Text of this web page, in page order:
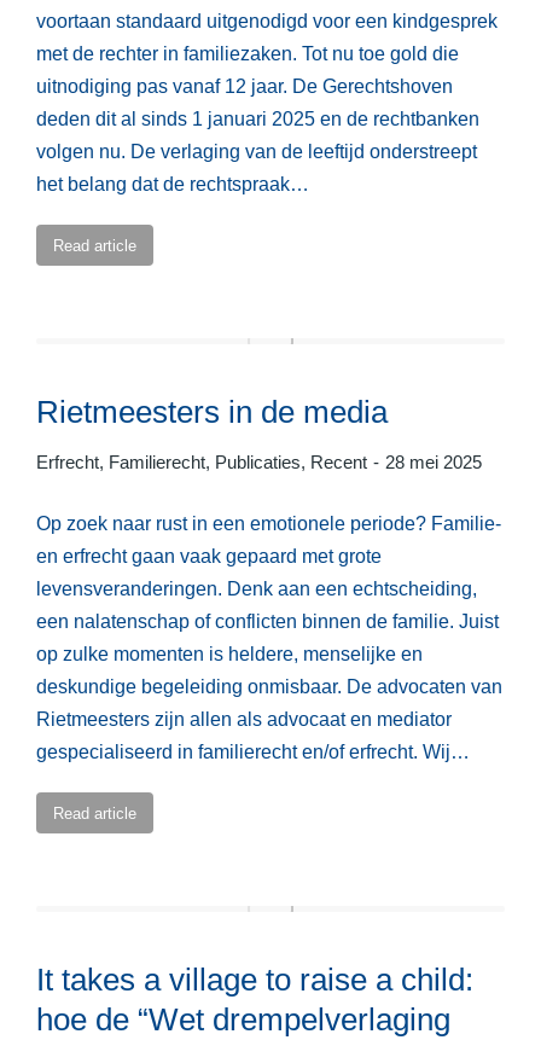
voortaan standaard uitgenodigd voor een kindgesprek
met de rechter in familiezaken. Tot nu toe gold die
uitnodiging pas vanaf 12 jaar. De Gerechtshoven
deden dit al sinds 1 januari 2025 en de rechtbanken
volgen nu. De verlaging van de leeftijd onderstreept
het belang dat de rechtspraak…
Read article
Rietmeesters in de media
Erfrecht, Familierecht, Publicaties, Recent 28 mei 2025
Op zoek naar rust in een emotionele periode? Familie-
en erfrecht gaan vaak gepaard met grote
levensveranderingen. Denk aan een echtscheiding,
een nalatenschap of conflicten binnen de familie. Juist
op zulke momenten is heldere, menselijke en
deskundige begeleiding onmisbaar. De advocaten van
Rietmeesters zijn allen als advocaat en mediator
gespecialiseerd in familierecht en/of erfrecht. Wij…
Read article
It takes a village to raise a child:
hoe de “Wet drempelverlaging